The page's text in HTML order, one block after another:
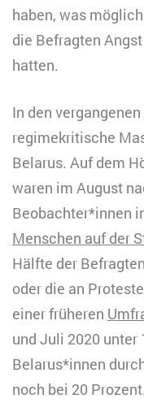
haben, was
die Befragten
hatten.
In den
regimekritische
Belarus. Auf dem
waren im August
Beobachter*innen
Menschen auf der
Hälfte der
oder die an
einer früheren
und Juli 2020 unter
Belarus*innen
noch bei 20